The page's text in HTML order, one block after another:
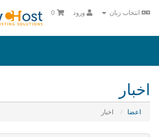
انتخاب زبان ورود 0
اخبار
اعضا اخبار